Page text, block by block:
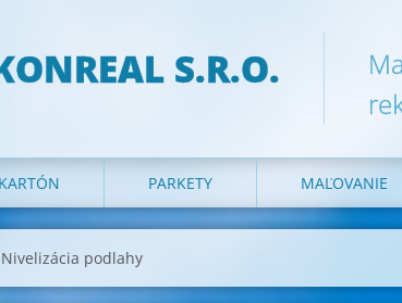
S.R.O.
PARKETY MAĽOVANIE
Nivelizácia podlahy